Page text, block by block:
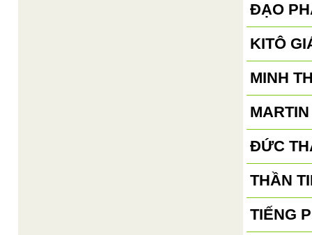
ĐẠO
KITÔ
MINH
ĐỨC
THẦN
TIẾNG